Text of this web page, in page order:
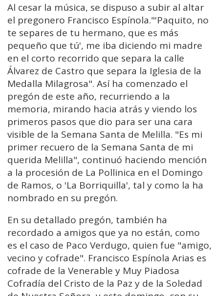
Al cesar la música, se dispuso a subir al altar
el pregonero Francisco Espínola."'Paquito, no
te separes de tu hermano, que es más
pequeño que tú', me iba diciendo mi madre
en el corto recorrido que separa la calle
Álvarez de Castro que separa la Iglesia de la
Medalla Milagrosa". Así ha comenzado el
pregón de este año, recurriendo a la
memoria, mirando hacia atrás y viendo los
primeros pasos que dio para ser una cara
visible de la Semana Santa de Melilla. "Es mi
primer recuero de la Semana Santa de mi
querida Melilla", continuó haciendo mención
a la procesión de La Pollinica en el Domingo
de Ramos, o 'La Borriquilla', tal y como la ha
nombrado en su pregón.
En su detallado pregón, también ha
recordado a amigos que ya no están, como
es el caso de Paco Verdugo, quien fue "amigo,
vecino y cofrade". Francisco Espínola Arias es
cofrade de la Venerable y Muy Piadosa
Cofradía del Cristo de la Paz y de la Soledad